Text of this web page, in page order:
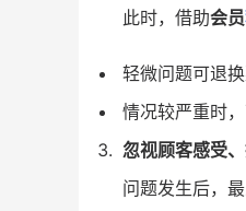
此时，借助会员
轻微问题可退
情况较严重时
忽视顾客感受
问题发生后，